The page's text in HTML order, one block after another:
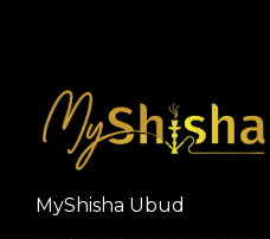
MyShisha Ubud